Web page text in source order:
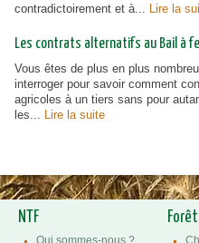
contradictoirement et à... Lire la
Les contrats alternatifs au Bail à
Vous êtes de plus en plus
interroger pour savoir comment
agricoles à un tiers sans pour
les... Lire la suite
NTF
Qui sommes-nous ?